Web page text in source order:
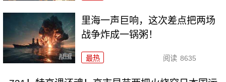
里海一声巨响，这次差点把两场
战争炸成一锅粥！
最热 阅读 8635